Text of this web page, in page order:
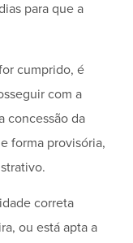
para que a
cumprido, é
com a
concessão da
forma provisória,
correta
ou está apta a